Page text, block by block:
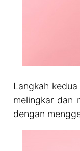
Langkah
melingkar dan
dengan